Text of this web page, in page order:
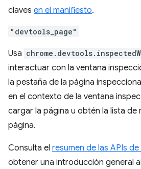
claves en el manifiesto.
"devtools_page"
Usa
interactuar con la ventana
la pestaña de la página
en el contexto de la ventana
cargar la página u obtén la lista de
página.
Consulta el resumen de las APIs
obtener una introducción general